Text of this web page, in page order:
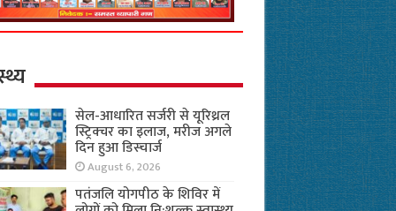
सेल-आधारित सर्जरी से यूरिथ्रल
स्ट्रिक्चर का इलाज, मरीज अगले
दिन हुआ डिस्चार्ज
August 6, 2026
पतंजलि योगपीठ के शिविर में